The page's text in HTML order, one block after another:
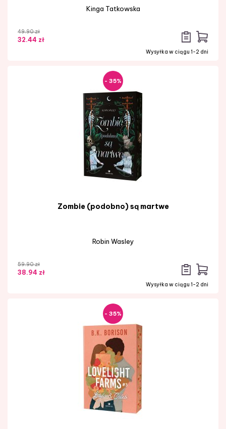
Kinga Tatkowska
49.90 zł
32.44 zł
Wysyłka w ciągu 1-2 dni
- 35%
Zombie (podobno) są martwe
Robin Wasley
59.90 zł
38.94 zł
Wysyłka w ciągu 1-2 dni
- 35%